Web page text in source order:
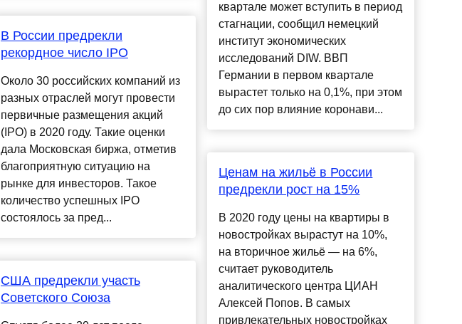
В России предрекли
рекордное число IPO
Около 30 российских компаний из
разных отраслей могут провести
первичные размещения акций
(IPO) в 2020 году. Такие оценки
дала Московская биржа, отметив
благоприятную ситуацию на
рынке для инвесторов. Такое
количество успешных IPO
состоялось за пред...
США предрекли участь
Советского Союза
квартале может вступить в период
стагнации, сообщил немецкий
институт экономических
исследований DIW. ВВП
Германии в первом квартале
вырастет только на 0,1%, при этом
до сих пор влияние коронави...
Ценам на жильё в России
предрекли рост на 15%
В 2020 году цены на квартиры в
новостройках вырастут на 10%,
на вторичное жильё — на 6%,
считает руководитель
аналитического центра ЦИАН
Алексей Попов. В самых
привлекательных новостройках